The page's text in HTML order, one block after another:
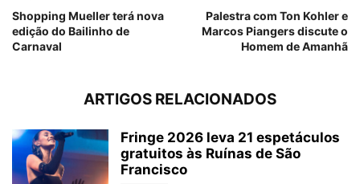
Shopping Mueller terá nova
edição do Bailinho de
Carnaval
Palestra com Ton Kohler e
Marcos Piangers discute o
Homem de Amanhã
ARTIGOS RELACIONADOS
Fringe 2026 leva 21 espetáculos
gratuitos às Ruínas de São
Francisco